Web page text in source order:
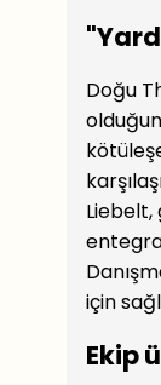
Doğu
Liebelt,
için
Ekip